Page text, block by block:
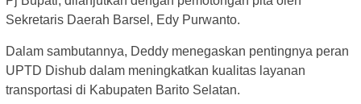
Sekretaris Daerah Barsel, Edy Purwanto.
Dalam sambutannya, Deddy menegaskan pentingnya peran
UPTD Dishub dalam meningkatkan kualitas layanan
transportasi di Kabupaten Barito Selatan.